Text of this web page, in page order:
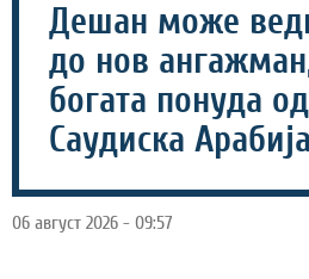
Дешан може
до нов
богата понуда од
Саудиска Арабија
06 август 2026 - 09:57